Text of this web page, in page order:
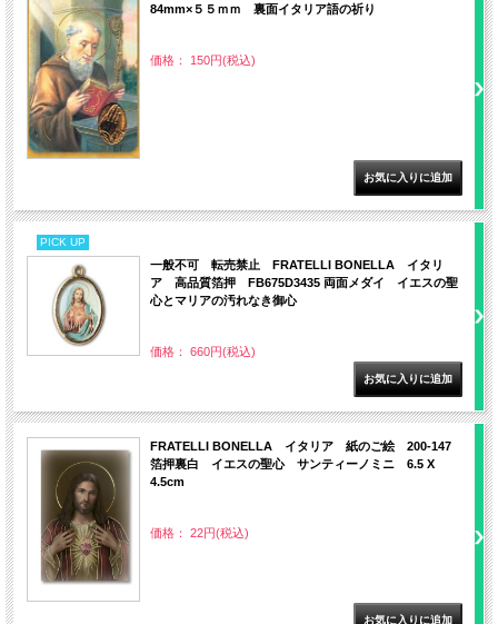
84mm×５５ｍｍ 裏面イタリア語の祈り
価格： 150円(税込)
PICK UP
一般不可 転売禁止 FRATELLI BONELLA イタリ
ア 高品質箔押 FB675D3435 両面メダイ イエスの聖
心とマリアの汚れなき御心
価格： 660円(税込)
FRATELLI BONELLA イタリア 紙のご絵 200-147
箔押裏白 イエスの聖心 サンティーノミニ 6.5 X
4.5cm
価格： 22円(税込)